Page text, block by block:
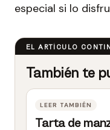
especial si lo
Tarta de